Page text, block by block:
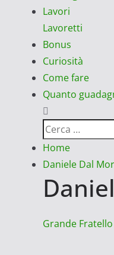
Lavori
Lavoretti
Bonus
Curiosità
Come fare
Quanto
Ricerca
per:
Home
Daniele Dal
Grande